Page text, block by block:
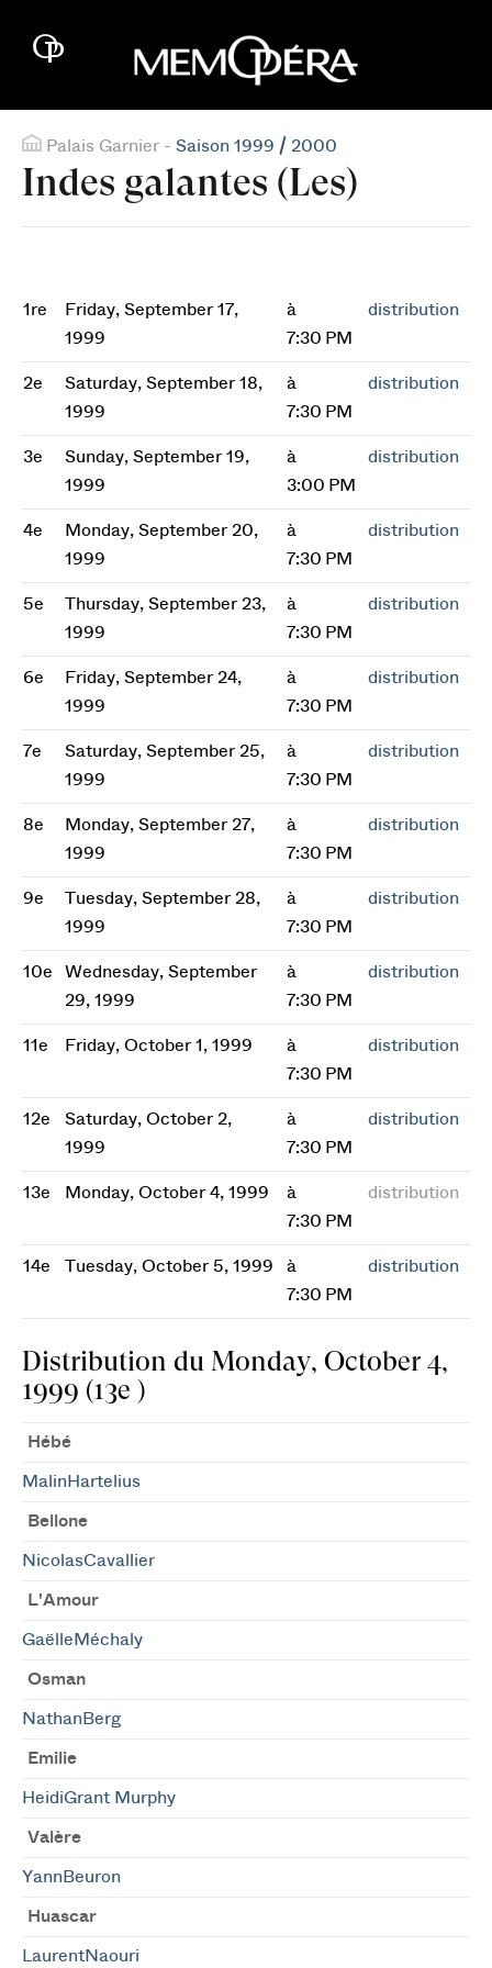
Palais Garnier - Saison 1999 / 2000
Indes galantes (Les)
1re
Friday, September 17,
1999
à
7:30 PM
distribution
2e
Saturday, September 18,
1999
à
7:30 PM
distribution
3e
Sunday, September 19,
1999
à
3:00 PM
distribution
4e
Monday, September 20,
1999
à
7:30 PM
distribution
5e
Thursday, September 23,
1999
à
7:30 PM
distribution
6e
Friday, September 24,
1999
à
7:30 PM
distribution
7e
Saturday, September 25,
1999
à
7:30 PM
distribution
8e
Monday, September 27,
1999
à
7:30 PM
distribution
9e
Tuesday, September 28,
1999
à
7:30 PM
distribution
10e
Wednesday, September
29, 1999
à
7:30 PM
distribution
11e Friday, October 1, 1999
à
7:30 PM
distribution
12e
Saturday, October 2,
1999
à
7:30 PM
distribution
13e Monday, October 4, 1999
à
7:30 PM
distribution
14e Tuesday, October 5, 1999
à
7:30 PM
distribution
Distribution du Monday, October 4,
1999 (13e )
Hébé
MalinHartelius
Bellone
NicolasCavallier
L'Amour
GaëlleMéchaly
Osman
NathanBerg
Emilie
HeidiGrant Murphy
Valère
YannBeuron
Huascar
LaurentNaouri